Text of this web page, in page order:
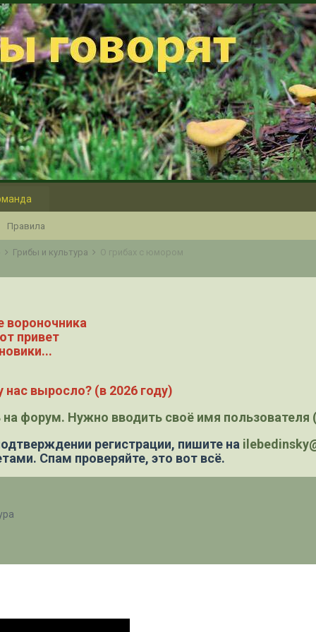
Правила
Грибы и культура О грибах с юмором
вороночника
привет
выросло? (в 2026 году)
форум. Нужно вводить своё имя пользователя
регистрации, пишите на
Спам проверяйте, это вот всё.